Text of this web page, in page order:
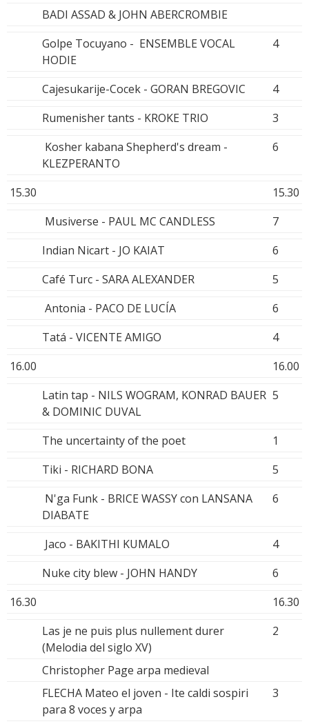
BADI ASSAD & JOHN ABERCROMBIE
Golpe Tocuyano - ENSEMBLE VOCAL
HODIE
4
Cajesukarije-Cocek - GORAN BREGOVIC
4
Rumenisher tants - KROKE TRIO
3
Kosher kabana Shepherd's dream -
KLEZPERANTO
6
15.30
15.30
Musiverse - PAUL MC CANDLESS
7
Indian Nicart - JO KAIAT
6
Café Turc - SARA ALEXANDER
5
Antonia - PACO DE LUCÍA
6
Tatá - VICENTE AMIGO
4
16.00
16.00
Latin tap - NILS WOGRAM, KONRAD BAUER
& DOMINIC DUVAL
5
The uncertainty of the poet
1
Tiki - RICHARD BONA
5
N'ga Funk - BRICE WASSY con LANSANA
DIABATE
6
Jaco - BAKITHI KUMALO
4
Nuke city blew - JOHN HANDY
6
16.30
16.30
Las je ne puis plus nullement durer
(Melodia del siglo XV)
2
Christopher Page arpa medieval
FLECHA Mateo el joven - Ite caldi sospiri
para 8 voces y arpa
3